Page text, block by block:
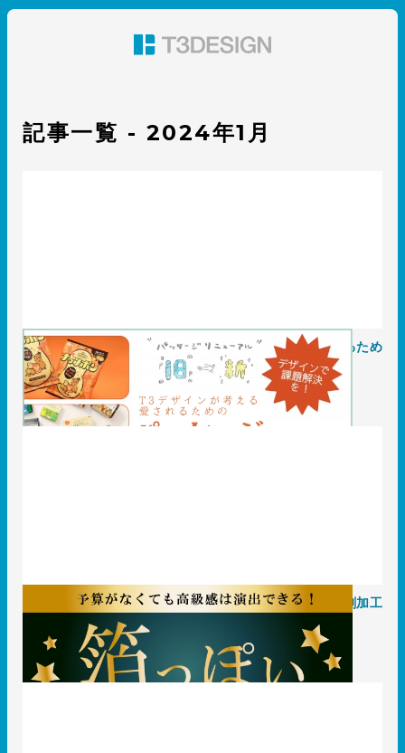
ン 株式会社T3デザイン
記事一覧 - 2024年1月
デザインで課題解決を デザイン会社が考える「愛されるため
のパッケージデザインリニューアル」とは？
2024.01.30 事例
予算内で高級感を演出できる 「箔っぽい」パッケージ印刷加工
と事例の紹介
2024.01.24 知識 / ノウハウ